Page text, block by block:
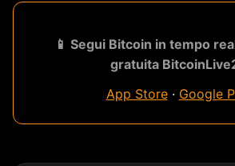
📱 Segui Bitcoin in tempo
gratuita
App Store· Google